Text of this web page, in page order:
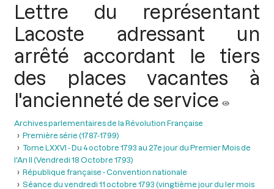
Lettre du représentant
Lacoste adressant un
arrêté accordant le tiers
des places vacantes à
l'ancienneté de service
Archives parlementaires de la Révolution Française
Première série (1787-1799)
Tome LXXVI - Du 4 octobre 1793 au 27e jour du Premier Mois de
l'An II (Vendredi 18 Octobre 1793)
République française - Convention nationale
Séance du vendredi 11 octobre 1793 (vingtième jour du ler mois